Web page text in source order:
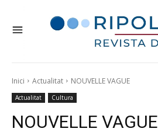
Inici Actualitat NOUVELLE VAGUE
Actualitat Cultura
NOUVELLE VAGUE